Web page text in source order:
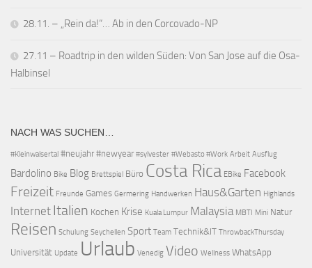
28.11. – „Rein da!“… Ab in den Corcovado-NP
27.11 – Roadtrip in den wilden Süden: Von San Jose auf die Osa-
Halbinsel
NACH WAS SUCHEN…
#Kleinwalsertal #neujahr #newyear #sylvester #Webasto #Work Arbeit Ausflug
Bardolino Bike Blog Brettspiel Büro Costa Rica EBike Facebook
Freizeit Freunde Games Germering Handwerken Haus&Garten Highlands
Internet Italien Kochen Krise Kuala Lumpur Malaysia MBTI Mini Natur
Reisen Schulung Seychellen Sport Team Technik&IT ThrowbackThursday
Universität Update Urlaub Venedig Video Wellness WhatsApp